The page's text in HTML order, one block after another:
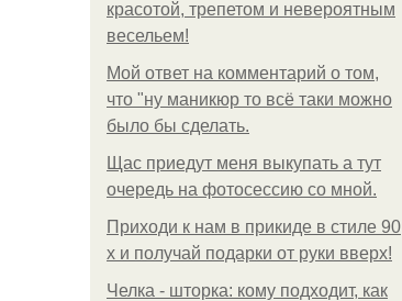
красотой, трепетом и невероятным
весельем!
Мой ответ на комментарий о том,
что "ну маникюр то всё таки можно
было бы сделать.
Щас приедут меня выкупать а тут
очередь на фотосессию со мной.
Приходи к нам в прикиде в стиле 90
х и получай подарки от руки вверх!
Челка - шторка: кому подходит, как